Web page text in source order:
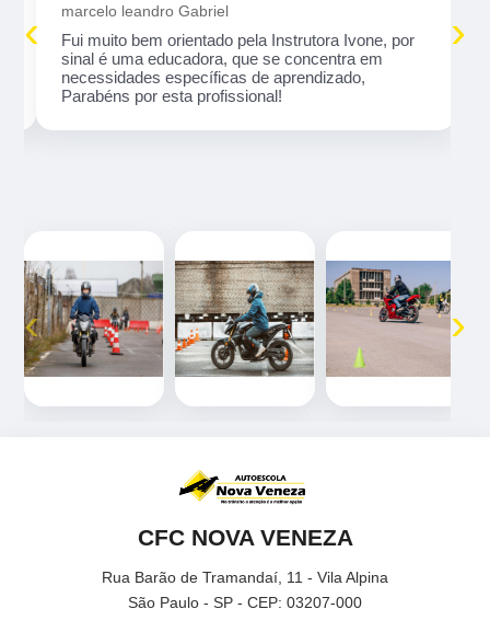
marcelo leandro Gabriel
Fui muito bem orientado pela Instrutora Ivone, por
sinal é uma educadora, que se concentra em
necessidades específicas de aprendizado,
Parabéns por esta profissional!
‹ ›
‹ ›
CFC NOVA VENEZA
Rua Barão de Tramandaí, 11 - Vila Alpina
São Paulo - SP - CEP: 03207-000